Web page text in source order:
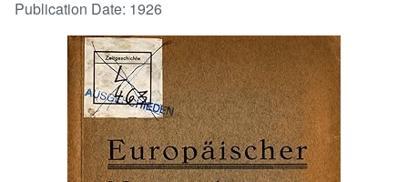
Browse Collections
Rare Books
Art & Collectibles
Start Selling
Publication Date: 1926